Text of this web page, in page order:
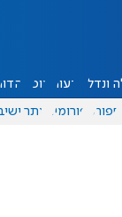
ונדל"ן דעות אוכל יהדות
ספורט פורומים אתר